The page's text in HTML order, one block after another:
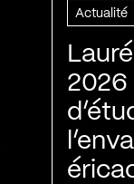
Actualité
2026